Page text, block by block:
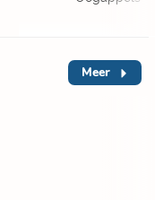
Meer